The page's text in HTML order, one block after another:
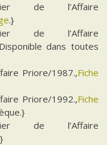
de l’Affaire
.}
de l’Affaire
dans toutes
Priore/1987.,Fiche
Priore/1992.,Fiche
de l’Affaire